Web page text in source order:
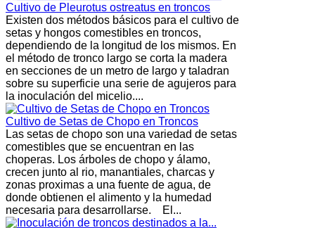
Cultivo de Pleurotus ostreatus en troncos
Existen dos métodos básicos para el cultivo de
setas y hongos comestibles en troncos,
dependiendo de la longitud de los mismos. En
el método de tronco largo se corta la madera
en secciones de un metro de largo y taladran
sobre su superficie una serie de agujeros para
la inoculación del micelio....
Cultivo de Setas de Chopo en Troncos
Las setas de chopo son una variedad de setas
comestibles que se encuentran en las
choperas. Los árboles de chopo y álamo,
crecen junto al rio, manantiales, charcas y
zonas proximas a una fuente de agua, de
donde obtienen el alimento y la humedad
necesaria para desarrollarse. El...